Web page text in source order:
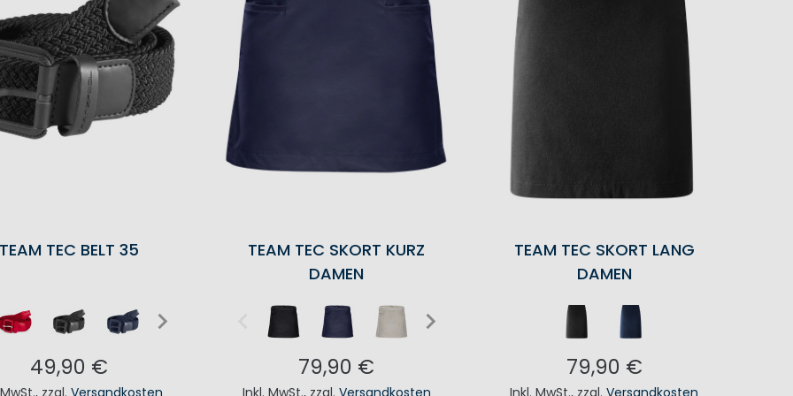
TEC BELT 35
49,90 €
, zzgl.Versandkosten
TEAM TEC SKORT KURZ
DAMEN
79,90 €
Inkl. MwSt., zzgl. Versandkosten
TEAM TEC SKORT LANG
DAMEN
79,90 €
Inkl. MwSt., zzgl.Versandkosten